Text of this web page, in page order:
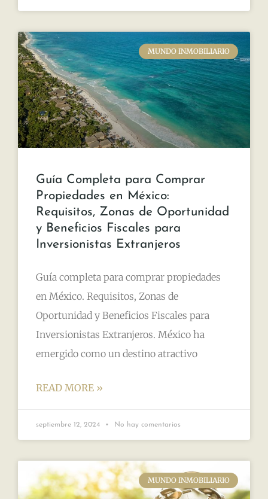
MUNDO INMOBILIARIO
Guía Completa para Comprar
Propiedades en México:
Requisitos, Zonas de Oportunidad
y Beneficios Fiscales para
Inversionistas Extranjeros
Guía completa para comprar propiedades
en México. Requisitos, Zonas de
Oportunidad y Beneficios Fiscales para
Inversionistas Extranjeros. México ha
emergido como un destino atractivo
READ MORE »
septiembre 12, 2024 No hay comentarios
MUNDO INMOBILIARIO